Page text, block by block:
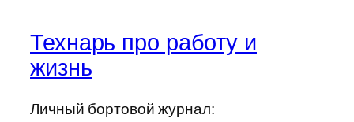
Технарь про работу и
жизнь
Личный бортовой журнал: